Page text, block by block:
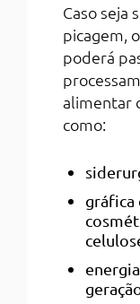
Caso seja
picagem,
poderá
alimentar
como:
gráfica